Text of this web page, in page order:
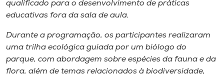
Selecione
o idioma
qualificado para o desenvolvimento de práticas
educativas fora da sala de aula.
Durante a programação, os participantes realizaram
uma trilha ecológica guiada por um biólogo do
parque, com abordagem sobre espécies da fauna e da
flora, além de temas relacionados à biodiversidade,